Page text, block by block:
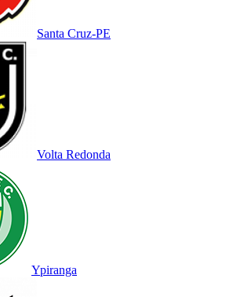
Santa Cruz-PE
Volta Redonda
Ypiranga